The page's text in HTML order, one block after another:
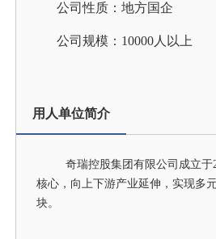
公司性质：地方国企
公司规模：10000人以上
用人单位简介
奇瑞控股集团有限公司成立
核心，向上下游产业延伸，实现多
块。